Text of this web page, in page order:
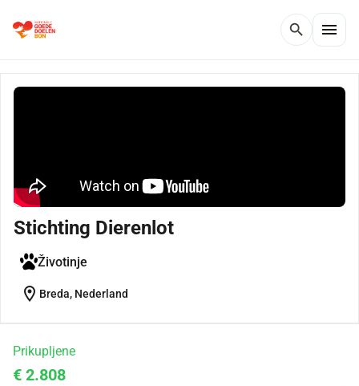
search menu
Stichting Dierenlot
Životinje
location_on Breda, Nederland
Prikupljene
€ 2.808